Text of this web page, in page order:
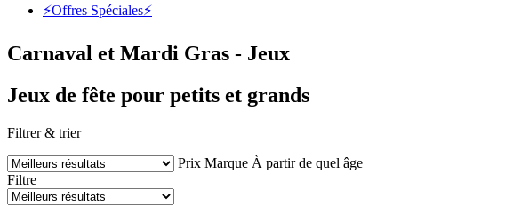
⚡️Offres Spéciales⚡️
Carnaval et Mardi Gras - Jeux
Jeux de fête pour petits et grands
Filtrer & trier
Prix Marque À partir de quel âge
Filtre